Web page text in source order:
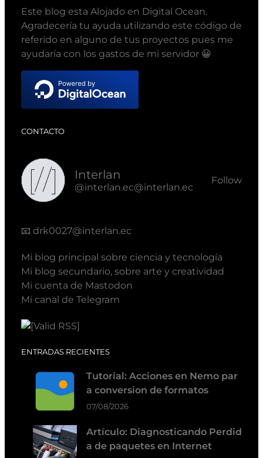
Este blog esta Alojado en Digital Ocean.
Agradecería tu ayuda utilizando este código de
referido en alguno de tus proyectos pues me
ayudaría con los gastos de mi servidor 😀
CONTACTO
Interlan
@interlan.ec@interlan.ec
Follow
📧 drk0027@interlan.ec
Mi blog principal sobre ciencia y tecnología
Mi blog secundario, sobre arte y creatividad
Mi cuenta de Mastodon
Mi canal de Telegram
ENTRADAS RECIENTES
Tutorial: Acciones en Nemo par
a conversion de formatos
07/08/2026
Artículo: Diagnosticando Perdid
a de paquetes en Internet